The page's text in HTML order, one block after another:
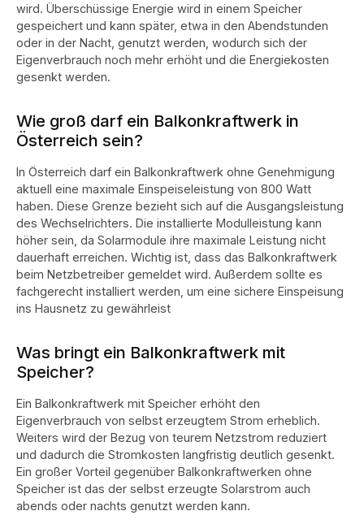
wird. Überschüssige Energie wird in einem Speicher
gespeichert und kann später, etwa in den Abendstunden
oder in der Nacht, genutzt werden, wodurch sich der
Eigenverbrauch noch mehr erhöht und die Energiekosten
gesenkt werden.
Wie groß darf ein Balkonkraftwerk in
Österreich sein?
In Österreich darf ein Balkonkraftwerk ohne Genehmigung
aktuell eine maximale Einspeiseleistung von 800 Watt
haben. Diese Grenze bezieht sich auf die Ausgangsleistung
des Wechselrichters. Die installierte Modulleistung kann
höher sein, da Solarmodule ihre maximale Leistung nicht
dauerhaft erreichen. Wichtig ist, dass das Balkonkraftwerk
beim Netzbetreiber gemeldet wird. Außerdem sollte es
fachgerecht installiert werden, um eine sichere Einspeisung
ins Hausnetz zu gewährleist
Was bringt ein Balkonkraftwerk mit
Speicher?
Ein Balkonkraftwerk mit Speicher erhöht den
Eigenverbrauch von selbst erzeugtem Strom erheblich.
Weiters wird der Bezug von teurem Netzstrom reduziert
und dadurch die Stromkosten langfristig deutlich gesenkt.
Ein großer Vorteil gegenüber Balkonkraftwerken ohne
Speicher ist das der selbst erzeugte Solarstrom auch
abends oder nachts genutzt werden kann.